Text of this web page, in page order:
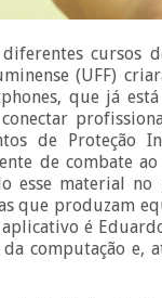
cursos
(UFF)
que já
de Proteção
de combate
esse material no
que produzam
é
computação e,